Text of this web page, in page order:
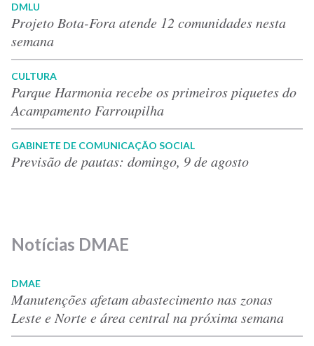
DMLU
Projeto Bota-Fora atende 12 comunidades nesta
semana
CULTURA
Parque Harmonia recebe os primeiros piquetes do
Acampamento Farroupilha
GABINETE DE COMUNICAÇÃO SOCIAL
Previsão de pautas: domingo, 9 de agosto
Notícias DMAE
DMAE
Manutenções afetam abastecimento nas zonas
Leste e Norte e área central na próxima semana